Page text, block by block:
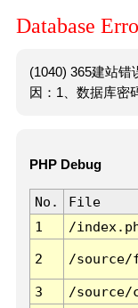
Database
(1040) 365建站
因：1、数据库密
PHP Debug
No. File
1
/
2 /source/
3 /source/